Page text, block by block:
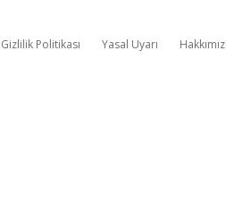
Gizlilik Politikası Yasal Uyarı